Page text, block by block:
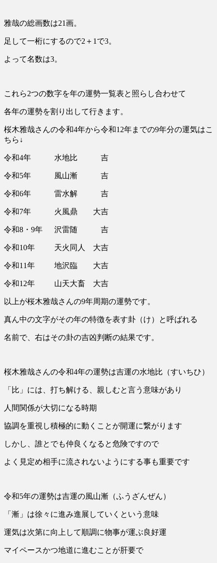
雅哉の総画数は21画。
足して一桁にするので2＋1で3。
よって名数は3。
これら2つの数字を年の運勢一覧表と照らし合わせて
各年の運勢を割り出して行きます。
桜木雅哉さんの令和4年から令和12年までの9年分の運気はこ
ちら↓
令和4年 水地比 吉
令和5年 風山漸 吉
令和6年 雷水解 吉
令和7年 火風鼎 大吉
令和8・9年 沢雷随 吉
令和10年 天火同人 大吉
令和11年 地沢臨 大吉
令和12年 山天大畜 大吉
以上が桜木雅哉さんの9年周期の運勢です。
真ん中の文字がその年の特徴を表す卦（け）と呼ばれる
名前で、右はその卦の吉凶判断の結果です。
桜木雅哉さんの令和4年の運勢は吉運の水地比（すいちひ）
「比」には、打ち解ける、親しむと言う意味があり
人間関係が大切になる時期
協調を重視し積極的に動くことが開運に繋がります
しかし、誰とでも仲良くなると危険ですので
よく見定め相手に流されないようにする事も重要です
令和5年の運勢は吉運の風山漸（ふうざんぜん）
「漸」は徐々に進み進展していくという意味
運気は次第に向上して順調に物事が運ぶ良好運
マイペースかつ地道に進むことが肝要で